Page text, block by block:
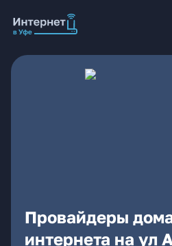
Провайдеры
интернета на ул